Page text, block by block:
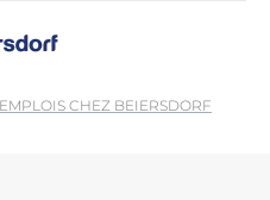
EMPLOIS CHEZ BEIERSDORF